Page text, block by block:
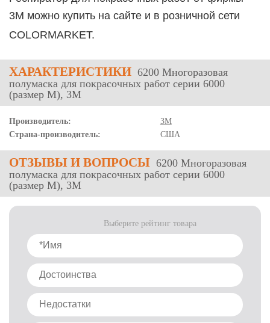
3М можно купить на сайте и в розничной сети
COLORMARKET.
ХАРАКТЕРИСТИКИ 6200 Многоразовая
полумаска для покрасочных работ серии 6000
(размер М), 3М
Производитель:
3M
Страна-производитель:
США
ОТЗЫВЫ И ВОПРОСЫ 6200 Многоразовая
полумаска для покрасочных работ серии 6000
(размер М), 3М
Выберите рейтинг товара